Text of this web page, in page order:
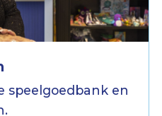
speelgoedbank en